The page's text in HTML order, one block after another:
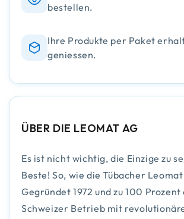
bestellen.
Ihre Produkte per Paket
geniessen.
ÜBER DIE LEOMAT AG
Es ist nicht wichtig, die Einzige zu
Beste! So, wie die Tübacher Leomat
Gegründet 1972 und zu 100 Prozent
Schweizer Betrieb mit